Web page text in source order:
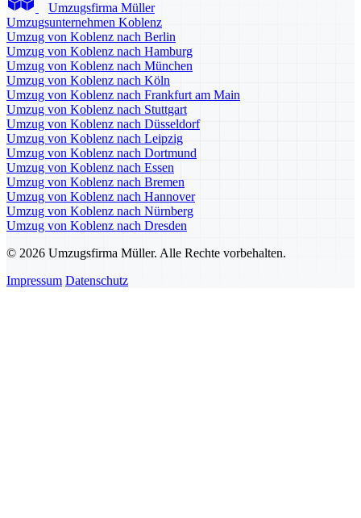
Umzugsfirma Müller
Umzugsunternehmen Koblenz
Umzug von Koblenz nach Berlin
Umzug von Koblenz nach Hamburg
Umzug von Koblenz nach München
Umzug von Koblenz nach Köln
Umzug von Koblenz nach Frankfurt am Main
Umzug von Koblenz nach Stuttgart
Umzug von Koblenz nach Düsseldorf
Umzug von Koblenz nach Leipzig
Umzug von Koblenz nach Dortmund
Umzug von Koblenz nach Essen
Umzug von Koblenz nach Bremen
Umzug von Koblenz nach Hannover
Umzug von Koblenz nach Nürnberg
Umzug von Koblenz nach Dresden
© 2026 Umzugsfirma Müller. Alle Rechte vorbehalten.
Impressum Datenschutz